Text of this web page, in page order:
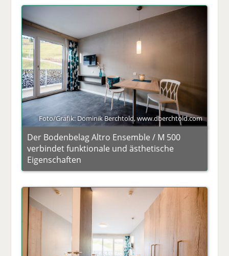
Foto/Grafik: Dominik Berchtold, www.dberchtold.com
Der Bodenbelag Altro Ensemble / M 500
verbindet funktionale und ästhetische
Eigenschaften